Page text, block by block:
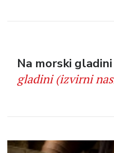
Na morski gladini
gladini (izvirni